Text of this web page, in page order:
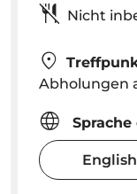
Nicht
Abholungen ab 20:00 Uhr. Abholung
English